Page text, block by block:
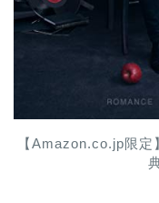
【Amazon.co.jp限